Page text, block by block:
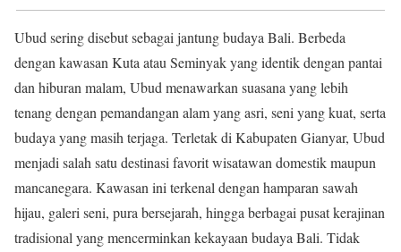
Ubud sering disebut sebagai jantung budaya Bali. Berbeda
dengan kawasan Kuta atau Seminyak yang identik dengan pantai
dan hiburan malam, Ubud menawarkan suasana yang lebih
tenang dengan pemandangan alam yang asri, seni yang kuat, serta
budaya yang masih terjaga. Terletak di Kabupaten Gianyar, Ubud
menjadi salah satu destinasi favorit wisatawan domestik maupun
mancanegara. Kawasan ini terkenal dengan hamparan sawah
hijau, galeri seni, pura bersejarah, hingga berbagai pusat kerajinan
tradisional yang mencerminkan kekayaan budaya Bali. Tidak